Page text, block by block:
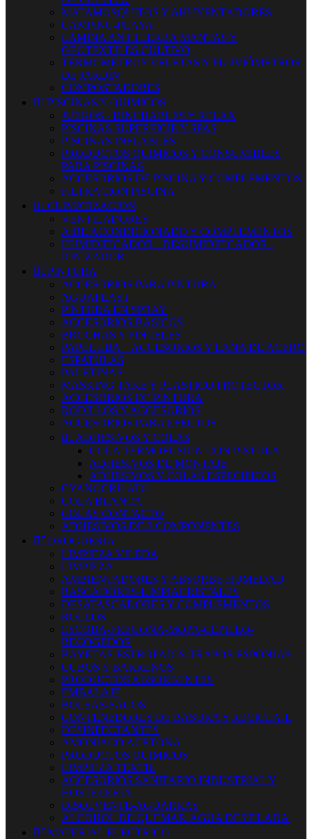
MATAMOSQUITOS Y AHUYENTADORES
CAMPING-PLAYA
LÁMINA ANTIHIERBA MANTAS Y
GEOTÉXTILES CULTIVO
TERMOMETROS VELETAS Y PLUVIÓMETROS
DE JARDÍN
COMPOSTADORES
 PISCINAS Y QUIMICOS
JUEGOS - HINCHABLES Y RELAX
PISCINAS SUPERFICIE Y SPAS
PISCINAS INFLABLES
PRODUCTOS QUIMICOS Y CONSUMIBLES
PARA PISCINAS
ACCESORIOS DE PISCINA Y COMPLEMENTOS
FILTRACION PISCINA
 CLIMATIZACION
VENTILADORES
AIRE ACONDICIONADO Y COMPLEMENTOS
HUMIDIFICADOR - DESUMIDIFICADOR -
IONIZADOR
 PINTURA
ACCESORIOS PARA PINTURA
AGUAPLAST
PINTURA EN SPRAY
ACCESORIOS BASICOS
BROCHAS Y PINCELES
PAPEL LIJA + ACCESORIOS Y LANA DE ACERO
ESPATULAS
PALETINAS
MASKING TAKE Y PLASTICO PROTECTOR
ACCESORIOS DE PINTURA
RODILLOS Y ACCESORIOS
ACCESORIOS PARA EFECTOS
 ADHESIVOS Y COLAS
COLA TERMOFUSION CON PISTOLA
ADHESIVOS DE MONTAJE
ADHESIVOS Y COLAS ESPECIFICOS
CYANOCRILATO
COLA BLANCA
COLAS CONTACTO
ADHESIVOS DE 2 COMPONENTES
 DROGUERIA
LIMPIEZA VILEDA
LIMPIEZA
AMBIENTADORES Y ABSORBE HUMEDAD
RASCADORES-LIMPIACRISTALES
DESATASCADORES Y COMPLEMENTOS
ROLLOS
ESCOBA-FREGONA-MOPA-CEPILLO-
RECOGEDOR
BAYETAS-ESTROPAJOS-TRAPOS-ESPONJAS
CUBOS Y BARREÑOS
PRODUCTOS ABSORBENTES
EMBALAJE
BOLSAS-SACOS
CONTENEDORES DE BASURA Y RECICLAJE
DESINFECTANTES
AMONIACO ACETONA
PRODUCTOS QUIMICOS
LIMPIEZA TEXTIL
ACCESORIOS SANITARIO INDUSTRIAL Y
HOSTELERIA
DISOLVENTE-AGUARRAS
ALCOHOL DE QUEMAR-AGUA DESTILADA
 MATERIAL ELECTRICO